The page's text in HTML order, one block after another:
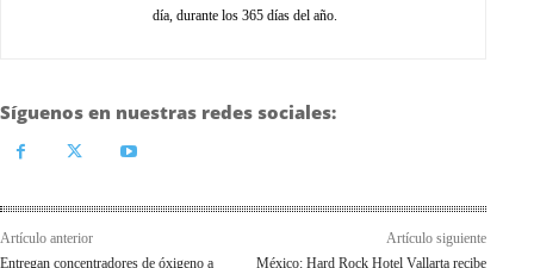
día, durante los 365 días del año.
Síguenos en nuestras redes sociales:
Artículo anterior
Entregan concentradores de óxigeno a
Artículo siguiente
México: Hard Rock Hotel Vallarta recibe